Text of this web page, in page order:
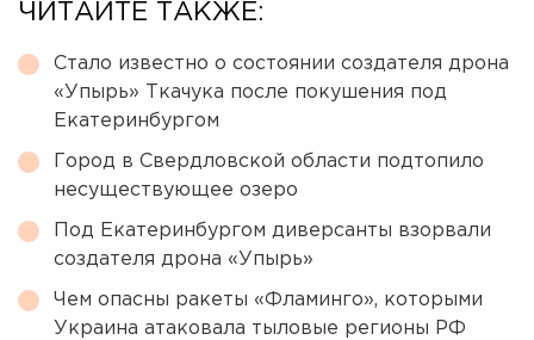
ЧИТАЙТЕ ТАКЖЕ:
Стало известно о состоянии создателя дрона
«Упырь» Ткачука после покушения под
Екатеринбургом
Город в Свердловской области подтопило
несуществующее озеро
Под Екатеринбургом диверсанты взорвали
создателя дрона «Упырь»
Чем опасны ракеты «Фламинго», которыми
Украина атаковала тыловые регионы РФ